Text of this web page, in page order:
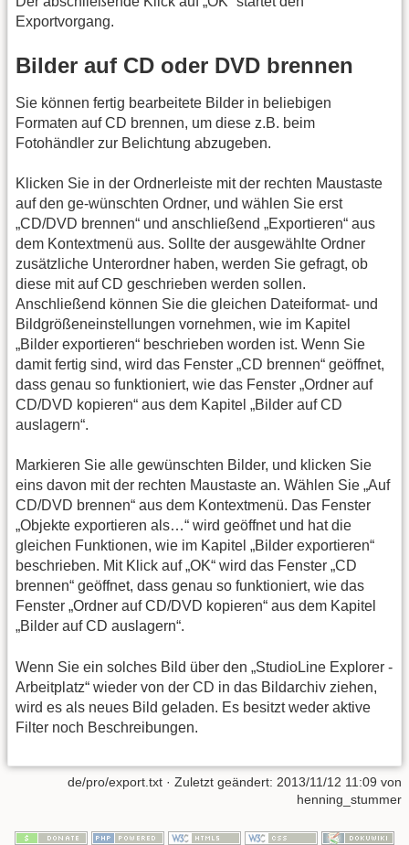
Exportvorgang.
Bilder auf CD oder DVD brennen
Sie können fertig bearbeitete Bilder in beliebigen
Formaten auf CD brennen, um diese z.B. beim
Fotohändler zur Belichtung abzugeben.
Klicken Sie in der Ordnerleiste mit der rechten Maustaste
auf den ge-wünschten Ordner, und wählen Sie erst
„CD/DVD brennen“ und anschließend „Exportieren“ aus
dem Kontextmenü aus. Sollte der ausgewählte Ordner
zusätzliche Unterordner haben, werden Sie gefragt, ob
diese mit auf CD geschrieben werden sollen.
Anschließend können Sie die gleichen Dateiformat- und
Bildgrößeneinstellungen vornehmen, wie im Kapitel
„Bilder exportieren“ beschrieben worden ist. Wenn Sie
damit fertig sind, wird das Fenster „CD brennen“ geöffnet,
dass genau so funktioniert, wie das Fenster „Ordner auf
CD/DVD kopieren“ aus dem Kapitel „Bilder auf CD
auslagern“.
Markieren Sie alle gewünschten Bilder, und klicken Sie
eins davon mit der rechten Maustaste an. Wählen Sie „Auf
CD/DVD brennen“ aus dem Kontextmenü. Das Fenster
„Objekte exportieren als…“ wird geöffnet und hat die
gleichen Funktionen, wie im Kapitel „Bilder exportieren“
beschrieben. Mit Klick auf „OK“ wird das Fenster „CD
brennen“ geöffnet, dass genau so funktioniert, wie das
Fenster „Ordner auf CD/DVD kopieren“ aus dem Kapitel
„Bilder auf CD auslagern“.
Wenn Sie ein solches Bild über den „StudioLine Explorer -
Arbeitplatz“ wieder von der CD in das Bildarchiv ziehen,
wird es als neues Bild geladen. Es besitzt weder aktive
Filter noch Beschreibungen.
de/pro/export.txt · Zuletzt geändert: 2013/11/12 11:09 von
henning_stummer